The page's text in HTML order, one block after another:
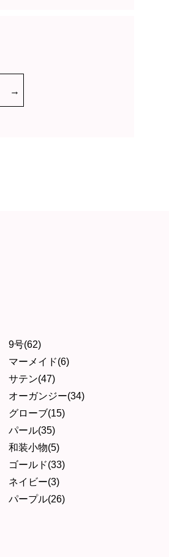
9号(62)
マーメイド(6)
サテン(47)
オーガンジー(34)
グローブ(15)
パール(35)
和装小物(5)
ゴールド(33)
ネイビー(3)
パープル(26)